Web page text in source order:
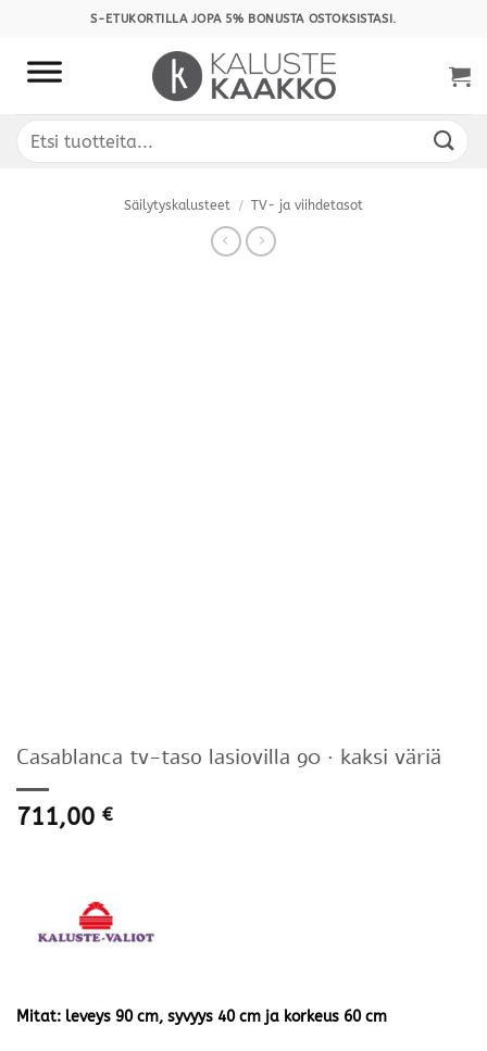
content
S-ETUKORTILLA JOPA 5% BONUSTA OSTOKSISTASI.
Etsi:
Säilytyskalusteet / TV- ja viihdetasot
Casablanca tv-taso lasiovilla 90 · kaksi väriä
711,00 €
Mitat: leveys 90 cm, syvyys 40 cm ja korkeus 60 cm